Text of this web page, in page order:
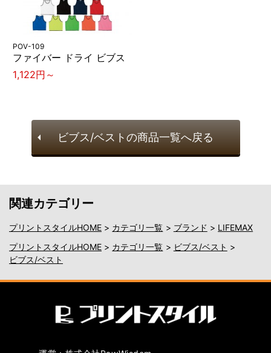
POV-109
ファイバー ドライ ビブス
1,122円～
ビブス/ベストの商品一覧へ戻る
関連カテゴリー
プリントスタイルHOME > カテゴリ一覧 > ブランド > LIFEMAX
プリントスタイルHOME > カテゴリ一覧 > ビブス/ベスト >
ビブス/ベスト